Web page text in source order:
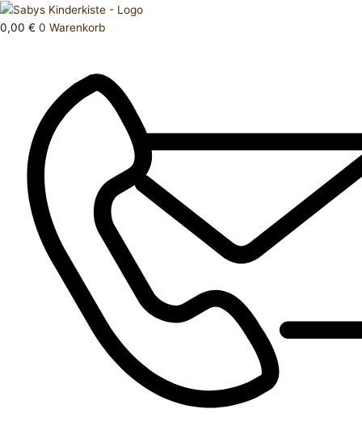
Zum
Inhalt
0,00 € 0 Warenkorb
Products
search
Hose
lang